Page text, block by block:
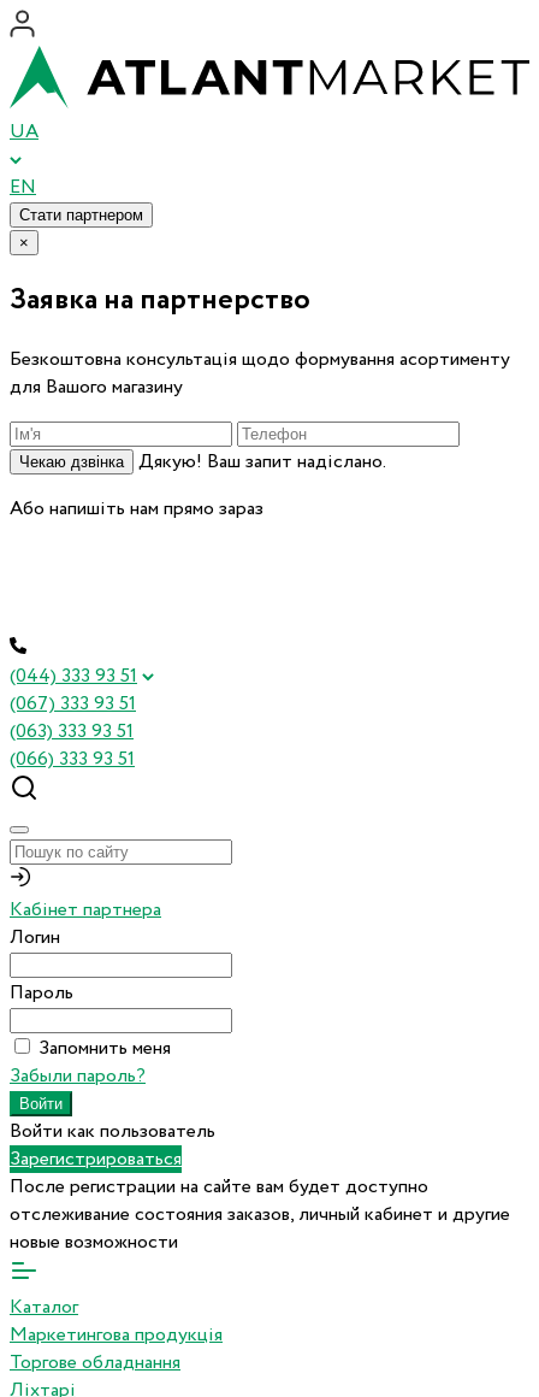
UA
EN
Стати партнером
×
Заявка на партнерство
Безкоштовна консультація щодо формування асортименту
для Вашого магазину
Чекаю дзвінка
Дякую! Ваш запит надіслано.
Або напишіть нам прямо зараз
(044) 333 93 51
(067) 333 93 51
(063) 333 93 51
(066) 333 93 51
Кабінет партнера
Логин
Пароль
Запомнить меня
Забыли пароль?
Войти как пользователь
Зарегистрироваться
После регистрации на сайте вам будет доступно
отслеживание состояния заказов, личный кабинет и другие
новые возможности
Каталог
Маркетингова продукція
Торгове обладнання
Ліхтарі